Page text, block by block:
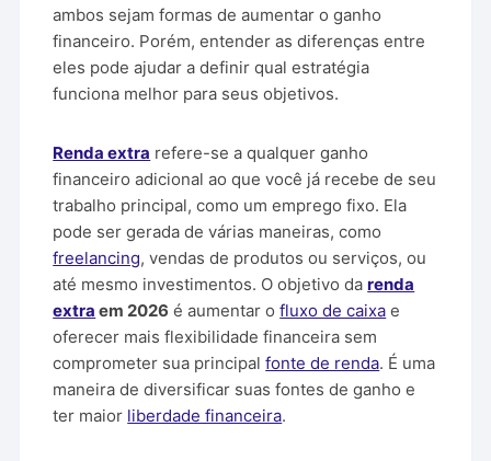
ambos sejam formas de aumentar o ganho
financeiro. Porém, entender as diferenças entre
eles pode ajudar a definir qual estratégia
funciona melhor para seus objetivos.
Renda extra refere-se a qualquer ganho
financeiro adicional ao que você já recebe de seu
trabalho principal, como um emprego fixo. Ela
pode ser gerada de várias maneiras, como
freelancing, vendas de produtos ou serviços, ou
até mesmo investimentos. O objetivo darenda
extra em 2026 é aumentar ofluxo de caixa e
oferecer mais flexibilidade financeira sem
comprometer sua principalfonte de renda. É uma
maneira de diversificar suas fontes de ganho e
ter maior liberdade financeira.